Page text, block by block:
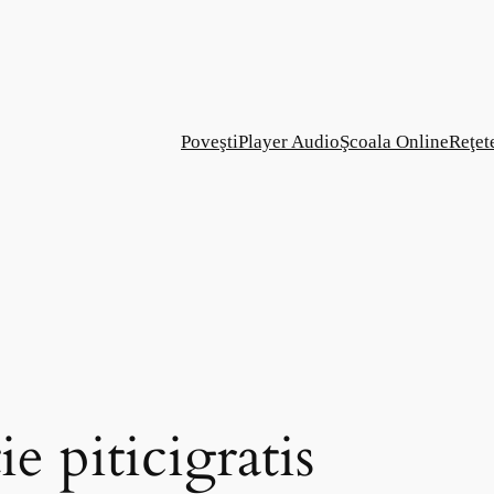
PoveştiPlayer AudioŞcoala Online
piticigratis